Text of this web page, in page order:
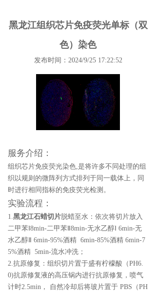
黑龙江组织芯片免疫荧光单标（双
色）染色
发布时间：2024/9/25 17:22:52
服务介绍：
组织芯片免疫荧光染色,是将许多不同处理的组
织以规则的微阵列方式排列于同一载体上，同
时进行相同指标的免疫荧光检测。
实验流程：
1.黑龙江石蜡切片脱蜡至水：依次将切片放入
二甲苯Ⅰ8min-二甲苯Ⅱ8min-无水乙醇Ⅰ 6min-无
水乙醇Ⅱ 6min-95%酒精 6min-85%酒精 6min-7
5%酒精 5min-流水冲洗；
2.抗原修复：组织切片置于盛有柠檬酸（PH6.
0)抗原修复液的高压锅内进行抗原修复，喷气
计时2.5min， 自然冷却后将玻片置于 PBS（PH